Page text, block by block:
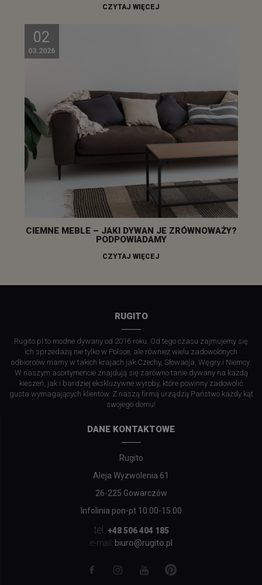
CZYTAJ WIĘCEJ
02
03.2026
CIEMNE MEBLE – JAKI DYWAN JE ZRÓWNOWAŻY?
PODPOWIADAMY
CZYTAJ WIĘCEJ
RUGITO
Rugito.pl to modne dywany od 2016 roku. Od tego czasu zajmujemy się
ich sprzedażą nie tylko w Polsce, ale również wielu zadowolonych
odbiorców mamy w takich krajach jak Czechy, Słowacja, Węgry i Niemcy.
W naszym asortymencie znajdują się zarówno tanie dywany na każdą
kieszeń, jak i bardziej ekskluzywne wyroby, które powinny zadowolić
gusta wymagających klientów. Z naszą firmą urządzą Państwo każdy kąt
swojego domu!
DANE KONTAKTOWE
Rugito
Aleja Wyzwolenia 61
26-225 Gowarczów
Infolinia pon-pt 10:00-15:00
tel. +48 506 404 185
e-mail: biuro@rugito.pl